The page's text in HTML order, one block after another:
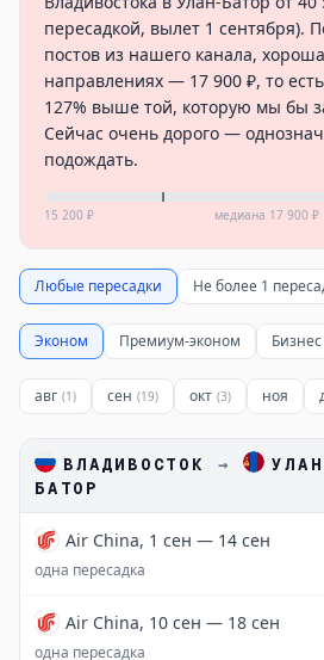
пересадкой, вылет 1 сентября).
постов из нашего канала,
направлениях — 17 900 ₽, то
127% выше той, которую мы бы
Сейчас очень дорого —
подождать.
15 200 ₽ медиана 17 900 ₽
Любые пересадки Не более 1
Эконом Премиум-эконом Бизнес
авг (1) сен (19) окт (3) ноя
ВЛАДИВОСТОК →
БАТОР
Air China, 1 сен — 14 сен
одна пересадка
Air China, 10 сен — 18 сен
одна пересадка